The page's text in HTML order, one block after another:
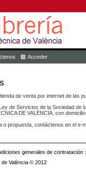
Acceder
de venta por internet de las
de Servicios de la Sociedad
DE VALÈNCIA, con
o propuesta, contáctenos en el e-
generales de contratación
València © 2012